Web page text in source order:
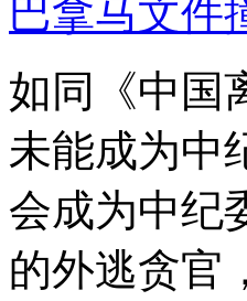
巴拿马文件
如同《中国
未能成为中
会成为中纪
的外逃贪官